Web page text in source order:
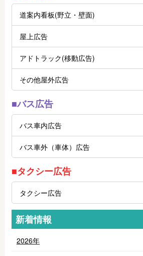
道案内看板(野立・壁面)
屋上広告
アドトラック(移動広告)
その他屋外広告
■バス広告
バス車内広告
バス車外（車体）広告
■タクシー広告
タクシー広告
新着情報
2026年